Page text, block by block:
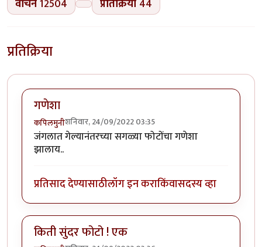
वाचने12504 प्रतिक्रिया 44
प्रतिक्रिया
गणेशा
कपिलमुनीशनिवार, 24/09/2022 03:35
जंगलात गेल्यानंतरच्या सगळ्या फोटोंचा गणेशा
झालाय..
प्रतिसाद देण्यासाठीलॉग इन कराकिंवासदस्य व्हा
किती सुंदर फोटो ! एक